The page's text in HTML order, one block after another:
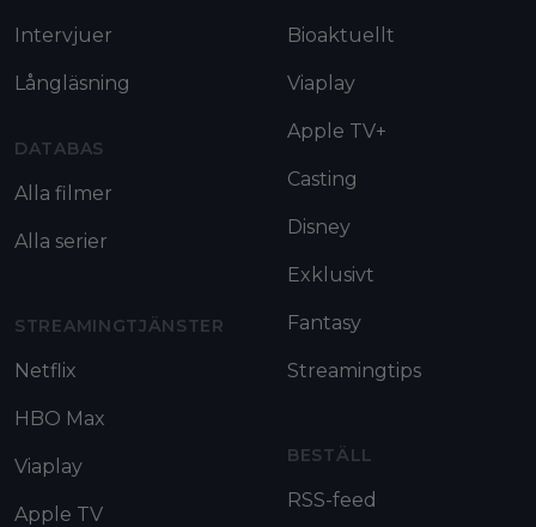
Intervjuer
Långläsning
DATABAS
Alla filmer
Alla serier
STREAMINGTJÄNSTER
Netflix
HBO Max
Viaplay
Apple TV
Bioaktuellt
Viaplay
Apple TV+
Casting
Disney
Exklusivt
Fantasy
Streamingtips
BESTÄLL
RSS-feed